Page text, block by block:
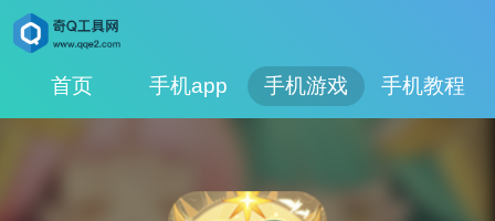
首页 手机app 手机游戏 手机教程